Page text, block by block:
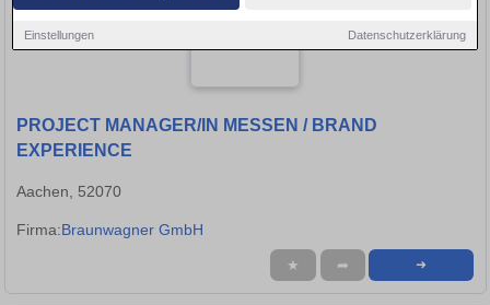
Einstellungen Datenschutzerklärung
PROJECT MANAGER/IN MESSEN / BRAND
EXPERIENCE
Aachen, 52070
Firma:Braunwagner GmbH
★ ➦ ➜